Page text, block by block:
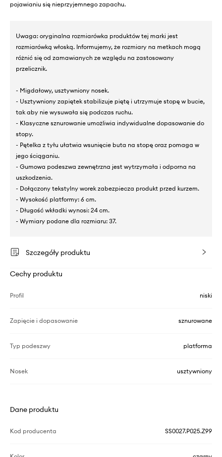
pojawianiu się nieprzyjemnego zapachu.
Uwaga: oryginalna rozmiarówka produktów tej marki jest
rozmiarówką włoską. Informujemy, że rozmiary na metkach mogą
różnić się od zamawianych ze względu na zastosowany
przelicznik.
- Migdałowy, usztywniony nosek.
- Usztywniony zapiętek stabilizuje piętę i utrzymuje stopę w bucie,
tak aby nie wysuwała się podczas ruchu.
- Klasyczne sznurowanie umożliwia indywidualne dopasowanie do
stopy.
- Pętelka z tyłu ułatwia wsunięcie buta na stopę oraz pomaga w
jego ściąganiu.
- Gumowa podeszwa zewnętrzna jest wytrzymała i odporna na
uszkodzenia.
- Dołączony tekstylny worek zabezpiecza produkt przed kurzem.
- Wysokość platformy: 6 cm.
- Długość wkładki wynosi: 24 cm.
- Wymiary podane dla rozmiaru: 37.
Szczegóły produktu
Cechy produktu
Profil niski
Zapięcie i dopasowanie sznurowane
Typ podeszwy platforma
Nosek usztywniony
Dane produktu
Kod producenta SS0027.P025.Z99